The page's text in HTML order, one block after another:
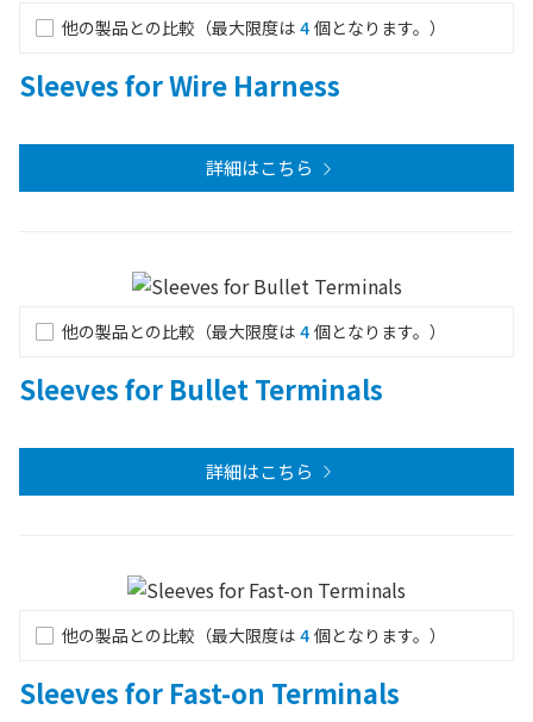
他の製品との比較（最大限度は 4 個となります。）
Sleeves for Wire Harness
詳細はこちら
他の製品との比較（最大限度は 4 個となります。）
Sleeves for Bullet Terminals
詳細はこちら
他の製品との比較（最大限度は 4 個となります。）
Sleeves for Fast-on Terminals